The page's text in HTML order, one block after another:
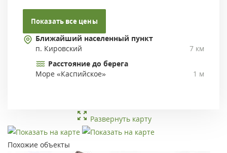
Показать все цены
Ближайший населенный пункт
п. Кировский
7 км
Расстояние до берега
Море «Каспийское»
1 м
Развернуть карту
Похожие объекты